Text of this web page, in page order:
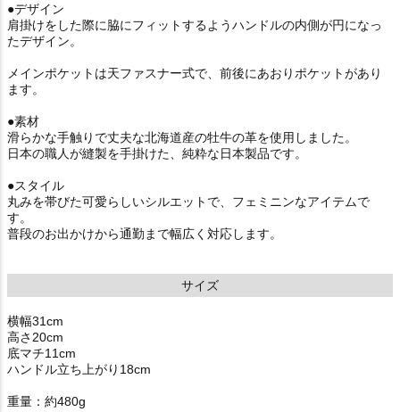
●デザイン
肩掛けをした際に脇にフィットするようハンドルの内側が円になっ
たデザイン。
メインポケットは天ファスナー式で、前後にあおりポケットがあり
ます。
●素材
滑らかな手触りで丈夫な北海道産の牡牛の革を使用しました。
日本の職人が縫製を手掛けた、純粋な日本製品です。
●スタイル
丸みを帯びた可愛らしいシルエットで、フェミニンなアイテムで
す。
普段のお出かけから通勤まで幅広く対応します。
サイズ
横幅31cm
高さ20cm
底マチ11cm
ハンドル立ち上がり18cm
重量：約480g